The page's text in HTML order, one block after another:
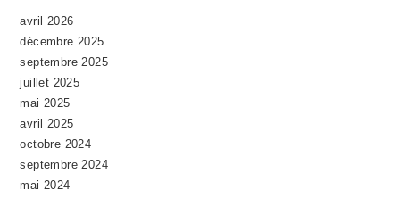
avril 2026
décembre 2025
septembre 2025
juillet 2025
mai 2025
avril 2025
octobre 2024
septembre 2024
mai 2024